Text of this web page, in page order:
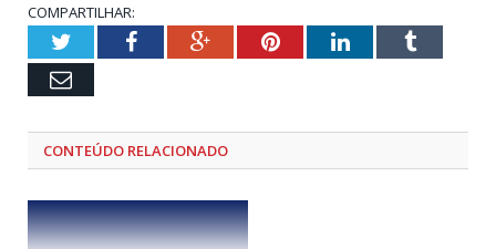
COMPARTILHAR:
TwitterFacebookGoogle+PinterestLinkedInTumblr
Email
CONTEÚDO RELACIONADO